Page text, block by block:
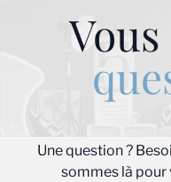
Vous
Une question ?
sommes là pour